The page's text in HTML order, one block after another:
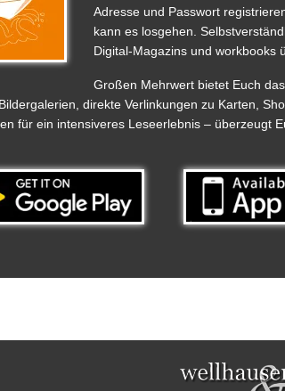
Adresse und Passwort
kann es losgehen.
Digital-Magazins und workbooks
Großen Mehrwert bietet Euch
direkte Verlinkungen zu Karten,
für ein intensiveres Leseerlebnis – überzeugt